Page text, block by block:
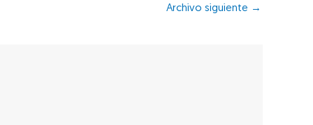
Archivo siguiente →